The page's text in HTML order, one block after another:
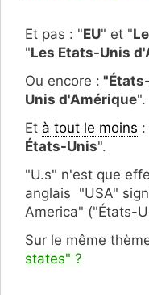
Et pas : "EU" et "
"Les Etats-Unis
Ou encore :
Unis d'Amérique".
Et à tout le moins :
États-Unis".
"U.s" n'est que
anglais "USA"
America" ("États-
Sur le même
states" ?